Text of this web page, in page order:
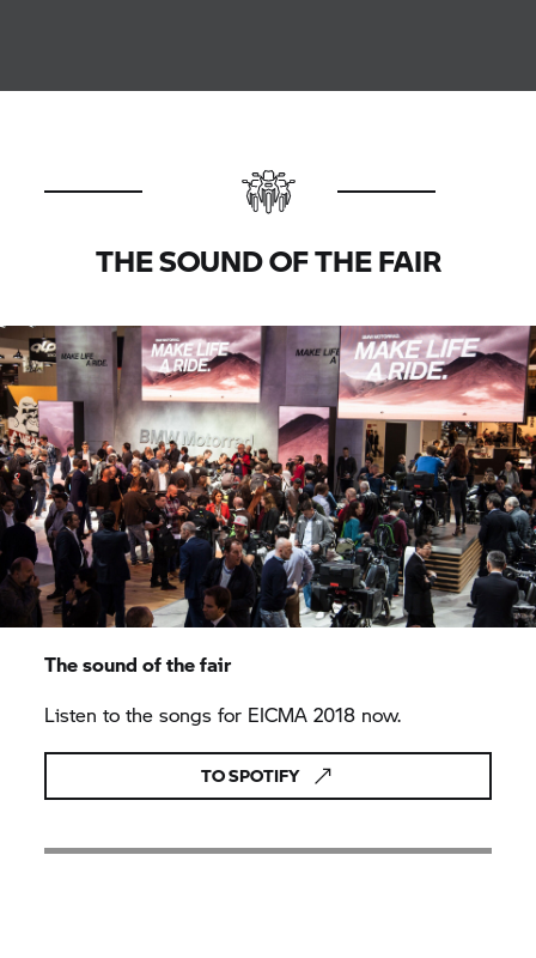
THE SOUND OF THE FAIR
The sound of the fair
Listen to the songs for EICMA 2018 now.
TO SPOTIFY